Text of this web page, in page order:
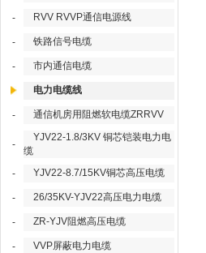
- RVV RVVP通信电源线
- 铁路信号电缆
- 市内通信电缆
电力电缆线
- 通信机房用阻燃软电缆ZRRVV
-
YJV22-1.8/3KV 铜芯铠装电力电
缆
-
YJV22-8.7/15KV铜芯高压电缆
- 26/35KV-YJV22高压电力电缆
- ZR-YJV阻燃高压电缆
- VVP屏蔽电力电缆